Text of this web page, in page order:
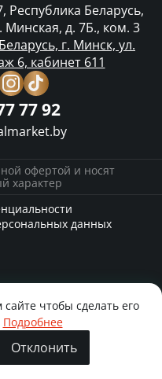
Беларусь,
Минская, д. 7Б., ком. 3
г. Минск, ул.
6, кабинет 611
77 92
офертой и носят
характер
данных
чтобы сделать его
Подробнее
Отклонить